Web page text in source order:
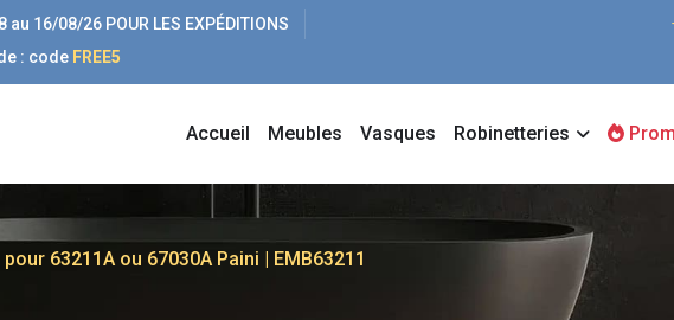
au 16/08/26 POUR LES EXPÉDITIONS
: code FREE5
Accueil Meubles Vasques Robinetteries
pour 63211A ou 67030A Paini | EMB63211